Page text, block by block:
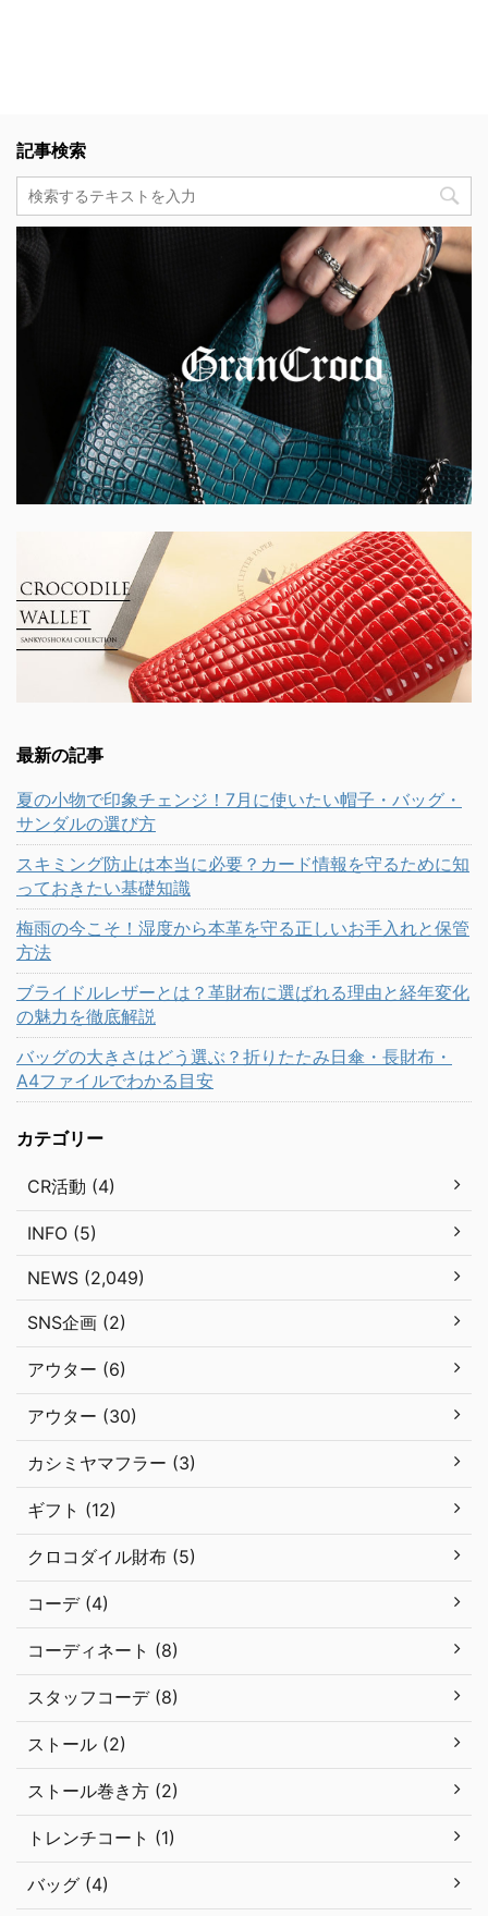
記事検索
最新の記事
夏の小物で印象チェンジ！7月に使いたい帽子・バッグ・
サンダルの選び方
スキミング防止は本当に必要？カード情報を守るために知
っておきたい基礎知識
梅雨の今こそ！湿度から本革を守る正しいお手入れと保管
方法
ブライドルレザーとは？革財布に選ばれる理由と経年変化
の魅力を徹底解説
バッグの大きさはどう選ぶ？折りたたみ日傘・長財布・
A4ファイルでわかる目安
カテゴリー
CR活動 (4)
INFO (5)
NEWS (2,049)
SNS企画 (2)
アウター (6)
アウター (30)
カシミヤマフラー (3)
ギフト (12)
クロコダイル財布 (5)
コーデ (4)
コーディネート (8)
スタッフコーデ (8)
ストール (2)
ストール巻き方 (2)
トレンチコート (1)
バッグ (4)